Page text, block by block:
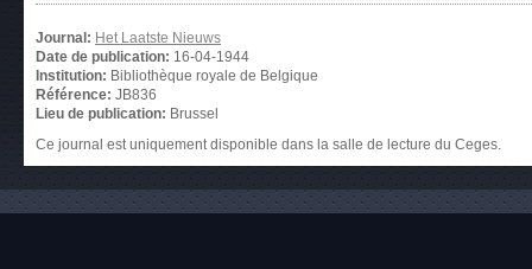
Journal: Het Laatste Nieuws
Date de publication: 16-04-1944
Institution: Bibliothèque royale de Belgique
Référence: JB836
Lieu de publication: Brussel
Ce journal est uniquement disponible dans la salle de lecture du Ceges.